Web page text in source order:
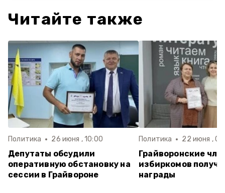
Читайте также
Политика 26 июня , 10:00
Депутаты обсудили
оперативную обстановку на
сессии в Грайвороне
Политика 22 июня ,
Грайворонские
избиркомов
награды